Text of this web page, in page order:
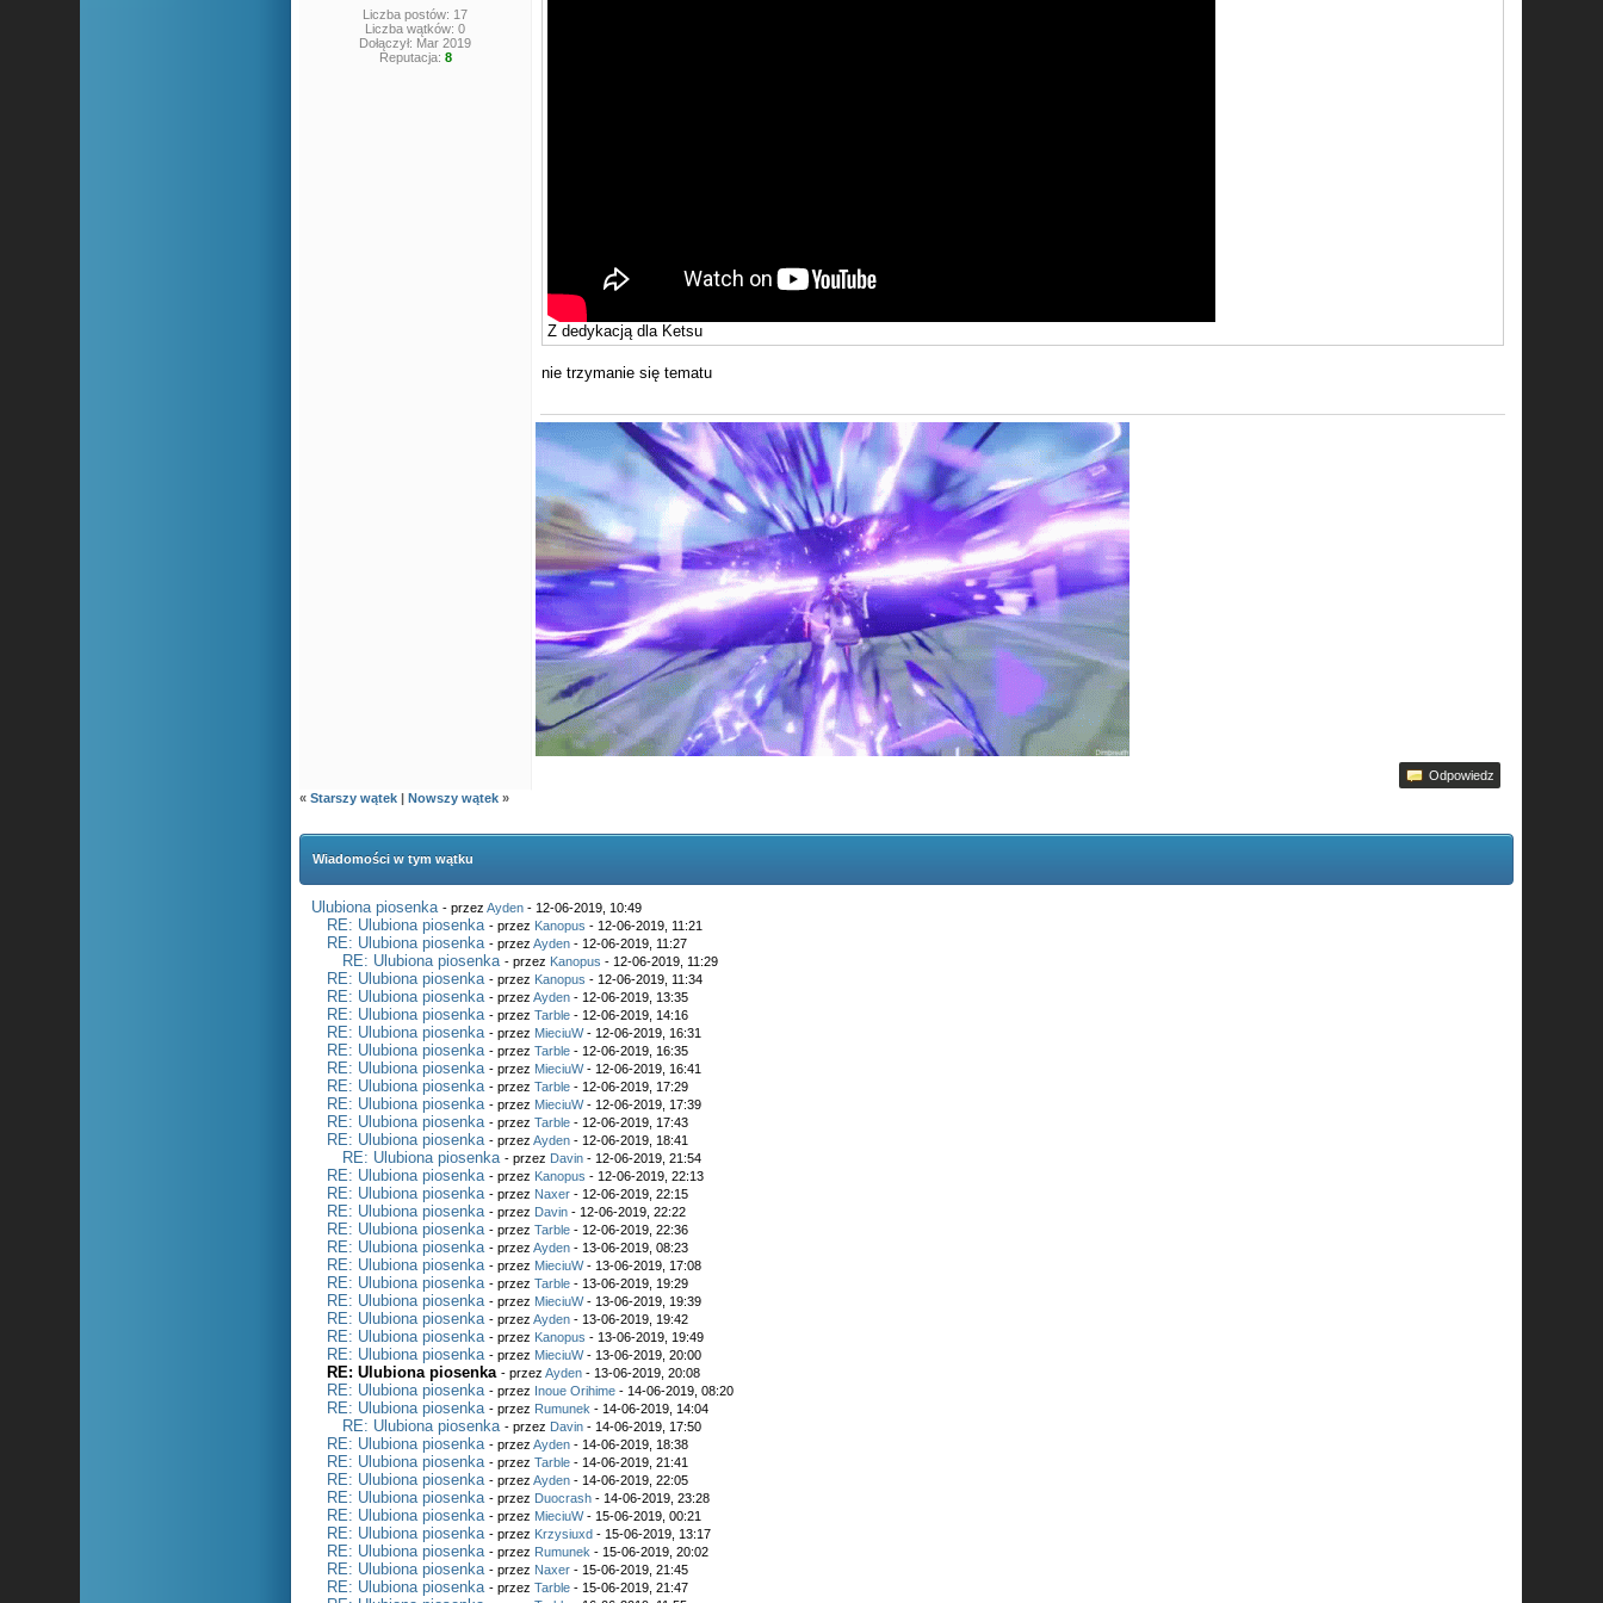
Liczba postów: 17
Liczba wątków: 0
Dołączył: Mar 2019
Reputacja: 8
Z dedykacją dla Ketsu
nie trzymanie się tematu
Odpowiedz
«Starszy wątek |Nowszy wątek »
Wiadomości w tym wątku
Ulubiona piosenka - przezAyden - 12-06-2019, 10:49
RE: Ulubiona piosenka - przez Kanopus - 12-06-2019, 11:21
RE: Ulubiona piosenka - przezAyden - 12-06-2019, 11:27
RE: Ulubiona piosenka - przez Kanopus - 12-06-2019, 11:29
RE: Ulubiona piosenka - przez Kanopus - 12-06-2019, 11:34
RE: Ulubiona piosenka - przezAyden - 12-06-2019, 13:35
RE: Ulubiona piosenka - przezTarble - 12-06-2019, 14:16
RE: Ulubiona piosenka - przez MieciuW- 12-06-2019, 16:31
RE: Ulubiona piosenka - przezTarble - 12-06-2019, 16:35
RE: Ulubiona piosenka - przez MieciuW- 12-06-2019, 16:41
RE: Ulubiona piosenka - przezTarble - 12-06-2019, 17:29
RE: Ulubiona piosenka - przez MieciuW- 12-06-2019, 17:39
RE: Ulubiona piosenka - przezTarble - 12-06-2019, 17:43
RE: Ulubiona piosenka - przezAyden - 12-06-2019, 18:41
RE: Ulubiona piosenka - przez Davin - 12-06-2019, 21:54
RE: Ulubiona piosenka - przez Kanopus - 12-06-2019, 22:13
RE: Ulubiona piosenka - przez Naxer - 12-06-2019, 22:15
RE: Ulubiona piosenka - przez Davin - 12-06-2019, 22:22
RE: Ulubiona piosenka - przezTarble - 12-06-2019, 22:36
RE: Ulubiona piosenka - przezAyden - 13-06-2019, 08:23
RE: Ulubiona piosenka - przez MieciuW- 13-06-2019, 17:08
RE: Ulubiona piosenka - przezTarble - 13-06-2019, 19:29
RE: Ulubiona piosenka - przez MieciuW- 13-06-2019, 19:39
RE: Ulubiona piosenka - przezAyden - 13-06-2019, 19:42
RE: Ulubiona piosenka - przez Kanopus - 13-06-2019, 19:49
RE: Ulubiona piosenka - przez MieciuW- 13-06-2019, 20:00
RE: Ulubiona piosenka - przezAyden - 13-06-2019, 20:08
RE: Ulubiona piosenka - przez Inoue Orihime - 14-06-2019, 08:20
RE: Ulubiona piosenka - przez Rumunek - 14-06-2019, 14:04
RE: Ulubiona piosenka - przez Davin - 14-06-2019, 17:50
RE: Ulubiona piosenka - przezAyden - 14-06-2019, 18:38
RE: Ulubiona piosenka - przezTarble - 14-06-2019, 21:41
RE: Ulubiona piosenka - przezAyden - 14-06-2019, 22:05
RE: Ulubiona piosenka - przez Duocrash - 14-06-2019, 23:28
RE: Ulubiona piosenka - przez MieciuW- 15-06-2019, 00:21
RE: Ulubiona piosenka - przez Krzysiuxd - 15-06-2019, 13:17
RE: Ulubiona piosenka - przez Rumunek - 15-06-2019, 20:02
RE: Ulubiona piosenka - przez Naxer - 15-06-2019, 21:45
RE: Ulubiona piosenka - przezTarble - 15-06-2019, 21:47